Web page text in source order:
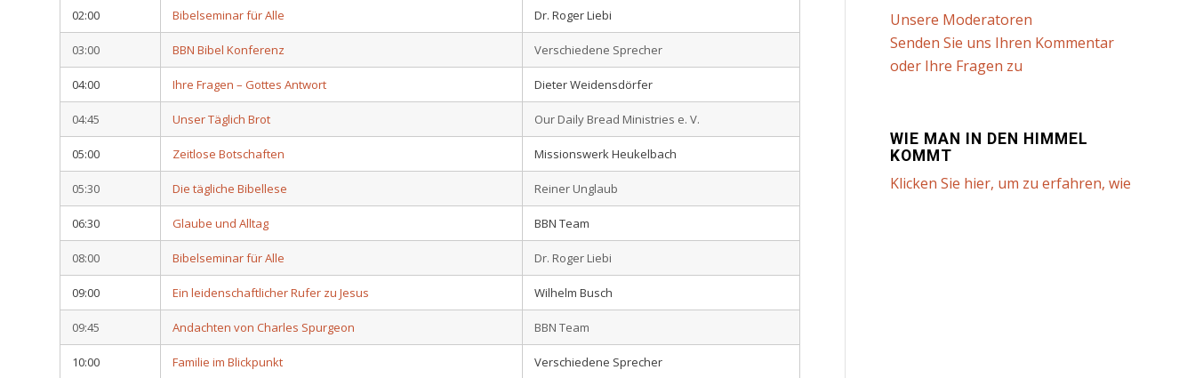
02:00 Bibelseminar für Alle Dr. Roger Liebi
03:00 BBN Bibel Konferenz Verschiedene Sprecher
04:00 Ihre Fragen – Gottes Antwort Dieter Weidensdörfer
04:45 Unser Täglich Brot Our Daily Bread Ministries e. V.
05:00 Zeitlose Botschaften Missionswerk Heukelbach
05:30 Die tägliche Bibellese Reiner Unglaub
06:30 Glaube und Alltag BBN Team
08:00 Bibelseminar für Alle Dr. Roger Liebi
09:00 Ein leidenschaftlicher Rufer zu Jesus Wilhelm Busch
09:45 Andachten von Charles Spurgeon BBN Team
10:00 Familie im Blickpunkt Verschiedene Sprecher
Unsere Moderatoren
Senden Sie uns Ihren Kommentar
oder Ihre Fragen zu
WIE MAN IN DEN HIMMEL
KOMMT
Klicken Sie hier, um zu erfahren, wie